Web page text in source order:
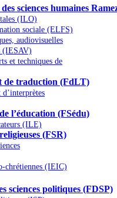
sciences humaines
(ILO)
sociale (ELFS)
audiovisuelles
(IESAV)
et techniques de
de traduction (FdLT)
l’éducation (FSédu)
(ILE)
(FSR)
chrétiennes (IEIC)
sciences politiques (FDSP)